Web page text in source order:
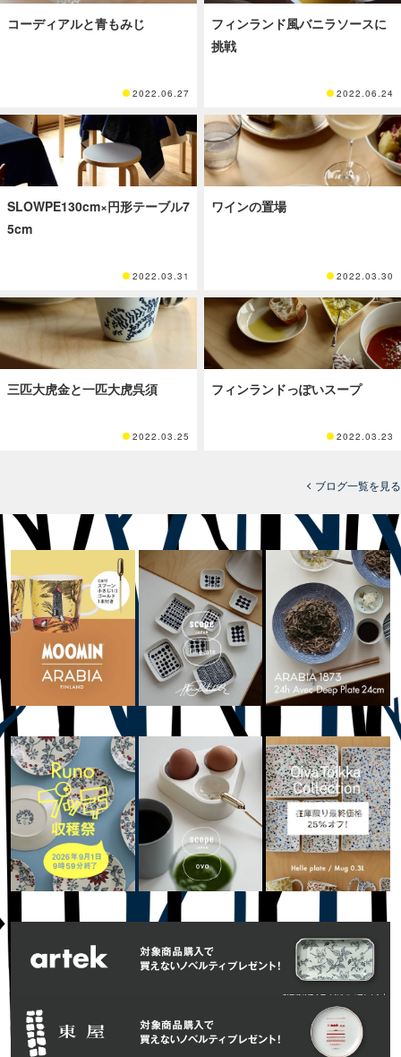
コーディアルと青もみじ
2022.06.27
フィンランド風バニラソースに
挑戦
2022.06.24
SLOWPE130cm×円形テーブル7
5cm
2022.03.31
ワインの置場
2022.03.30
三匹大虎金と一匹大虎呉須
2022.03.25
フィンランドっぽいスープ
2022.03.23
ブログ一覧を見る